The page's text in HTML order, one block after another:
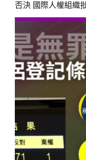
否決 國際人權組織